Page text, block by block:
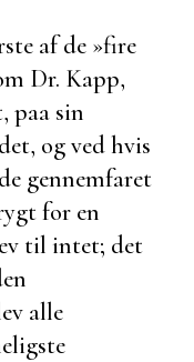
af de »fire
Dr. Kapp,
paa sin
og ved hvis
gennemfaret
for en
til intet; det
alle